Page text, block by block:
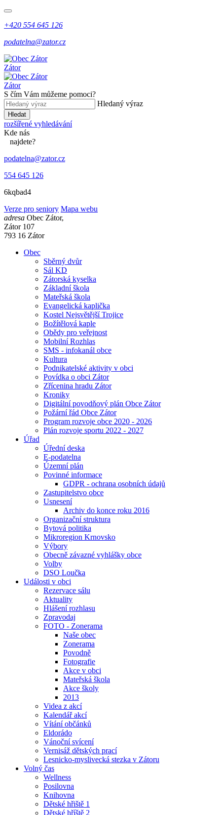
+420 554 645 126
podatelna@zator.cz
Zátor
Zátor
S čím Vám můžeme pomoci?
Hledaný výraz
Hledat
rozšířené vyhledávání
Kde nás
najdete?
podatelna@zator.cz
554 645 126
6kqbad4
Verze pro seniory Mapa webu
adresa Obec Zátor,
Zátor 107
793 16 Zátor
Obec
Sběrný dvůr
Sál KD
Zátorská kyselka
Základní škola
Mateřská škola
Evangelická kaplička
Kostel Nejsvětější Trojice
Božítělová kaple
Obědy pro veřejnost
Mobilní Rozhlas
SMS - infokanál obce
Kultura
Podnikatelské aktivity v obci
Povídka o obci Zátor
Zřícenina hradu Zátor
Kroniky
Digitální povodňový plán Obce Zátor
Požární řád Obce Zátor
Program rozvoje obce 2020 - 2026
Plán rozvoje sportu 2022 - 2027
Úřad
Úřední deska
E-podatelna
Územní plán
Povinné informace
GDPR - ochrana osobních údajů
Zastupitelstvo obce
Usnesení
Archiv do konce roku 2016
Organizační struktura
Bytová politika
Mikroregion Krnovsko
Výbory
Obecně závazné vyhlášky obce
Volby
DSO Loučka
Události v obci
Rezervace sálu
Aktuality
Hlášení rozhlasu
Zpravodaj
FOTO - Zonerama
Naše obec
Zonerama
Povodně
Fotografie
Akce v obci
Mateřská škola
Akce školy
2013
Videa z akcí
Kalendář akcí
Vítání občánků
Eldorádo
Vánoční svícení
Vernisáž dětských prací
Lesnicko-myslivecká stezka v Zátoru
Volný čas
Wellness
Posilovna
Knihovna
Dětské hřiště 1
Dětské hříště 2